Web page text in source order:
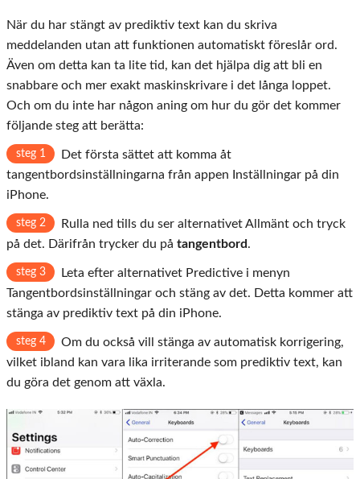
När du har stängt av prediktiv text kan du skriva
meddelanden utan att funktionen automatiskt föreslår ord.
Även om detta kan ta lite tid, kan det hjälpa dig att bli en
snabbare och mer exakt maskinskrivare i det långa loppet.
Och om du inte har någon aning om hur du gör det kommer
följande steg att berätta:
steg 1
Det första sättet att komma åt
tangentbordsinställningarna från appen Inställningar på din
iPhone.
steg 2
Rulla ned tills du ser alternativet Allmänt och tryck
på det. Därifrån trycker du på tangentbord.
steg 3
Leta efter alternativet Predictive i menyn
Tangentbordsinställningar och stäng av det. Detta kommer att
stänga av prediktiv text på din iPhone.
steg 4
Om du också vill stänga av automatisk korrigering,
vilket ibland kan vara lika irriterande som prediktiv text, kan
du göra det genom att växla.